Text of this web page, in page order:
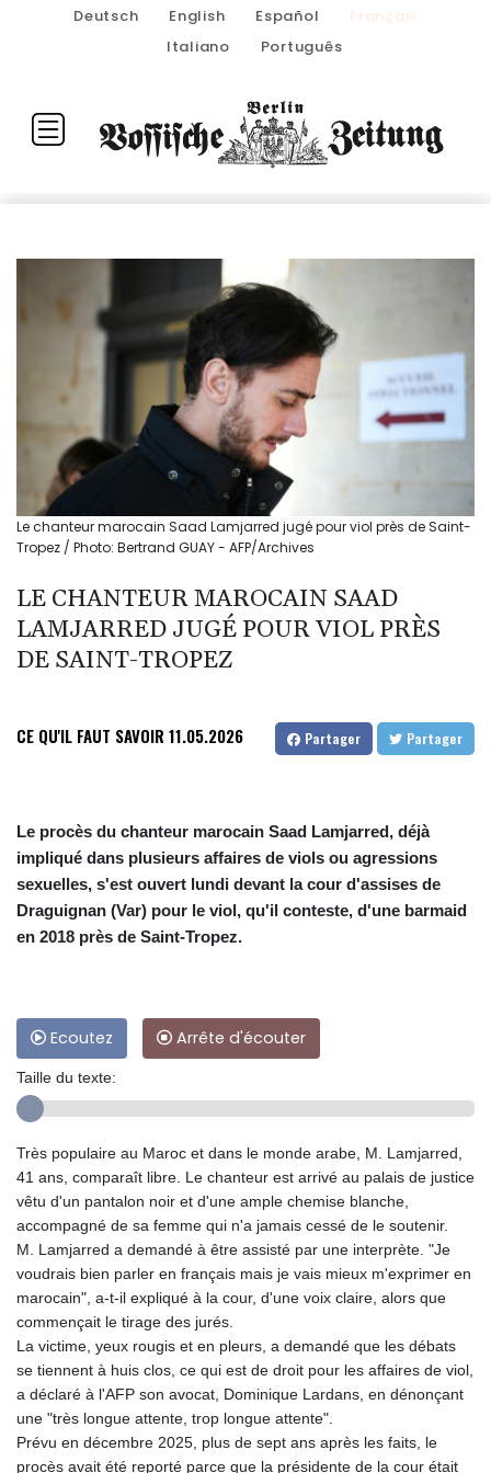
Deutsch English Español
Français
Italiano
Português
Le chanteur marocain Saad Lamjarred jugé pour viol près de Saint-
Tropez / Photo: Bertrand GUAY - AFP/Archives
LE CHANTEUR MAROCAIN SAAD
LAMJARRED JUGÉ POUR VIOL PRÈS
DE SAINT-TROPEZ
CE QU'IL FAUT SAVOIR 11.05.2026 Partager Partager
Le procès du chanteur marocain Saad Lamjarred, déjà
impliqué dans plusieurs affaires de viols ou agressions
sexuelles, s'est ouvert lundi devant la cour d'assises de
Draguignan (Var) pour le viol, qu'il conteste, d'une barmaid
en 2018 près de Saint-Tropez.
Ecoutez Arrête d'écouter
Taille du texte:
Très populaire au Maroc et dans le monde arabe, M. Lamjarred,
41 ans, comparaît libre. Le chanteur est arrivé au palais de justice
vêtu d'un pantalon noir et d'une ample chemise blanche,
accompagné de sa femme qui n'a jamais cessé de le soutenir.
M. Lamjarred a demandé à être assisté par une interprète. "Je
voudrais bien parler en français mais je vais mieux m'exprimer en
marocain", a-t-il expliqué à la cour, d'une voix claire, alors que
commençait le tirage des jurés.
La victime, yeux rougis et en pleurs, a demandé que les débats
se tiennent à huis clos, ce qui est de droit pour les affaires de viol,
a déclaré à l'AFP son avocat, Dominique Lardans, en dénonçant
une "très longue attente, trop longue attente".
Prévu en décembre 2025, plus de sept ans après les faits, le
procès avait été reporté parce que la présidente de la cour était